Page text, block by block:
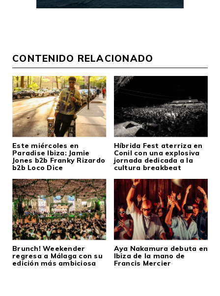
CONTENIDO RELACIONADO
Este miércoles en
Paradise Ibiza: Jamie
Jones b2b Franky Rizardo
b2b Loco Dice
Híbrida Fest aterriza en
Conil con una explosiva
jornada dedicada a la
cultura breakbeat
Brunch! Weekender
regresa a Málaga con su
edición más ambiciosa
Aya Nakamura debuta en
Ibiza de la mano de
Francis Mercier